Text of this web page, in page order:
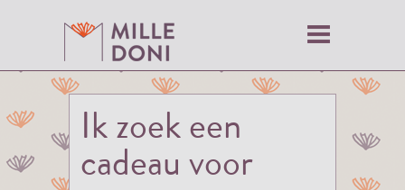
Ik zoek een
cadeau voor